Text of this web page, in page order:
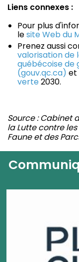
Liens connexes :
Pour plus
lesite Web du
Prenez aussi
valorisation de
québécoise de
(gouv.qc.ca) et
verte2030.
Source : Cabinet
la Lutte contre
Faune et des